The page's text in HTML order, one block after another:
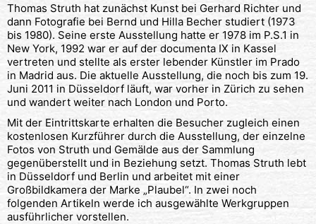
Thomas Struth hat zunächst Kunst bei Gerhard Richter und
dann Fotografie bei Bernd und Hilla Becher studiert (1973
bis 1980). Seine erste Ausstellung hatte er 1978 im P.S.1 in
New York, 1992 war er auf der documenta IX in Kassel
vertreten und stellte als erster lebender Künstler im Prado
in Madrid aus. Die aktuelle Ausstellung, die noch bis zum 19.
Juni 2011 in Düsseldorf läuft, war vorher in Zürich zu sehen
und wandert weiter nach London und Porto.
Mit der Eintrittskarte erhalten die Besucher zugleich einen
kostenlosen Kurzführer durch die Ausstellung, der einzelne
Fotos von Struth und Gemälde aus der Sammlung
gegenüberstellt und in Beziehung setzt. Thomas Struth lebt
in Düsseldorf und Berlin und arbeitet mit einer
Großbildkamera der Marke „Plaubel“. In zwei noch
folgenden Artikeln werde ich ausgewählte Werkgruppen
ausführlicher vorstellen.